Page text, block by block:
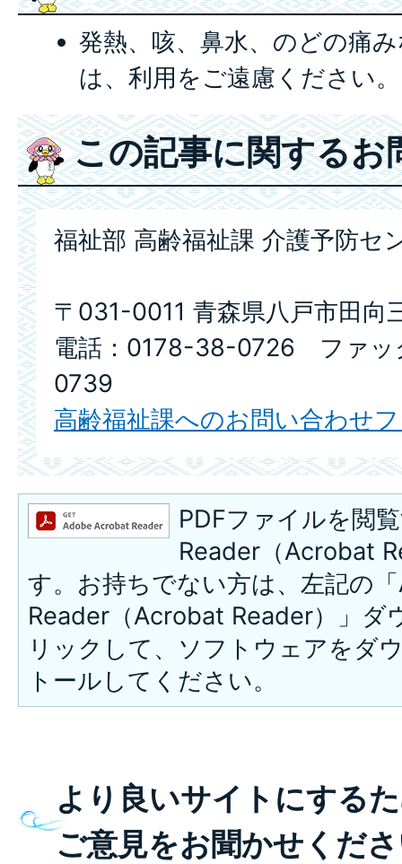
発熱、咳、鼻水、のどの痛
は、利用をご遠慮ください。
この記事に関するお
福祉部 高齢福祉課 介護予防セ
〒031-0011 青森県八戸市田向
電話：0178-38-0726 ファッ
0739
高齢福祉課へのお問い合わせ
PDFファイルを閲
Reader（Acrobat
す。お持ちでない方は、左記の
Reader（Acrobat Reader）」ダ
リックして、ソフトウェアをダ
トールしてください。
より良いサイトにする
ご意見をお聞かせくだ